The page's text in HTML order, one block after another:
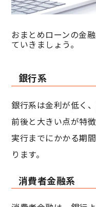
おまとめローンの金
ていきましょう。
銀行系
銀行系は金利が低く
前後と大きい点が特
実行までにかかる期
ります。
消費者金融系